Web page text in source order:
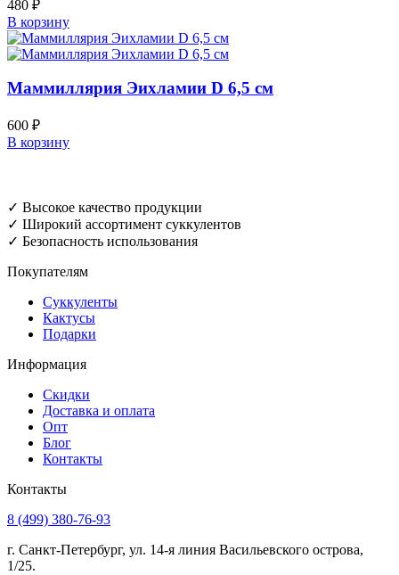
480 ₽
В корзину
Маммиллярия Эихламии D 6,5 см
600 ₽
В корзину
✓ Высокое качество продукции
✓ Широкий ассортимент суккулентов
✓ Безопасность использования
Покупателям
Суккуленты
Кактусы
Подарки
Информация
Скидки
Доставка и оплата
Опт
Блог
Контакты
Контакты
8 (499) 380-76-93
г. Санкт-Петербург, ул. 14-я линия Васильевского острова,
1/25.